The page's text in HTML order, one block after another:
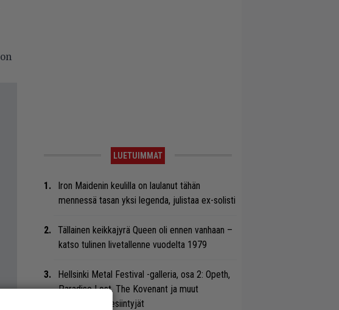
on
LUETUIMMAT
Iron Maidenin keulilla on laulanut tähän
mennessä tasan yksi legenda, julistaa ex-solisti
Tällainen keikkajyrä Queen oli ennen vanhaan –
katso tulinen livetallenne vuodelta 1979
Hellsinki Metal Festival -galleria, osa 2: Opeth,
Paradise Lost, The Kovenant ja muut
päätöspäivän esiintyjät